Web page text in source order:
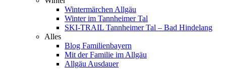
Wintermärchen Allgäu
Winter im Tannheimer Tal
SKI-TRAIL Tannheimer Tal – Bad Hindelang
Alles
Blog Familienbayern
Mit der Familie im Allgäu
Allgäu Ausdauer